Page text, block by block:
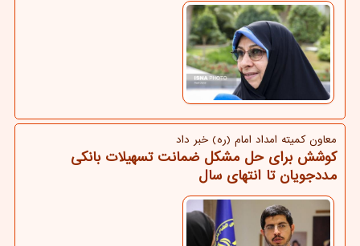
معاون كمیته امداد امام (ره) خبر داد
کوشش برای حل مشکل ضمانت تسهیلات بانکی
مددجویان تا انتهای سال